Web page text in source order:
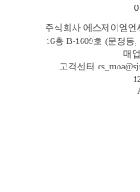
주식회사 에스제이엠
16층 B-1609호 (문정동
매
고객센터